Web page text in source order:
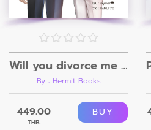
Will you divorce me หย่านะคุณพราน
By : Hermit Books
449.00
THB.
BUY